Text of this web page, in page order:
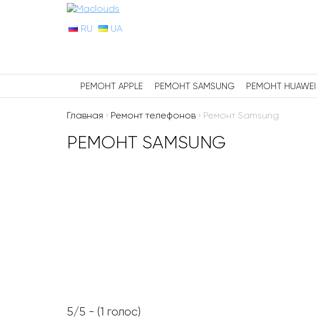
RU UA
РЕМОНТ APPLE РЕМОНТ SAMSUNG РЕМОНТ HUAWEI
Главная › Ремонт телефонов › Ремонт Samsung
РЕМОНТ SAMSUNG
5/5 - (1 голос)